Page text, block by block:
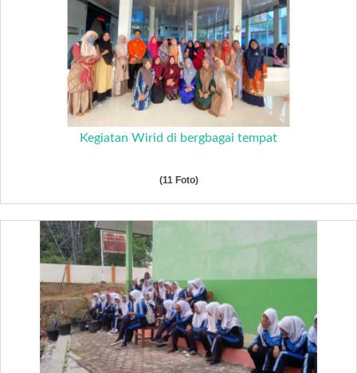
Kegiatan Wirid di bergbagai tempat
(11 Foto)